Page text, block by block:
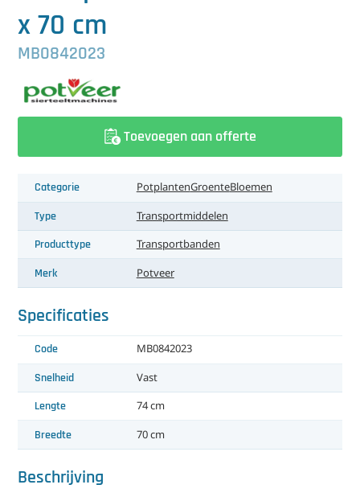
Koeling
Ontvochtiging
Reinigingsmachines
Sorteermachines
Teeltbenodigdheden
Teeltwisseling
Ventilatoren
Laatst toegevoegd
x 70 cm
MB0842023
Toevoegen aan offerte
Categorie PotplantenGroenteBloemen
Type Transportmiddelen
Producttype Transportbanden
Merk Potveer
Specificaties
Code MB0842023
Snelheid Vast
Lengte 74 cm
Breedte 70 cm
Beschrijving